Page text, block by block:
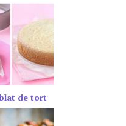
de tort